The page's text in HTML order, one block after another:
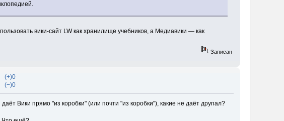
вики-сайт LW как хранилище учебников, а Медиавики — как
Записан
(+)0
(−)0
Вики прямо "из коробки" (или почти "из коробки"), какие не даёт друпал?